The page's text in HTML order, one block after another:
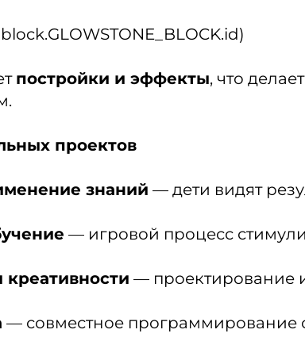
постройки и эффекты, что
проектов
знаний — дети видят
— игровой процесс
креативности — проектирование
— совместное программирование